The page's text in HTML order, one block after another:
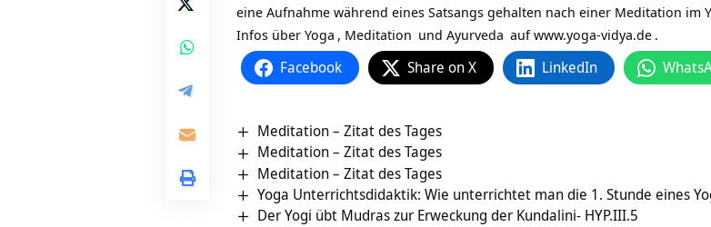
eine Aufnahme während eines Satsangs gehalten nach einer Meditation im
Infos über Yoga , Meditation und Ayurveda aufwww.yoga-vidya.de .
Facebook Share on X LinkedIn
Meditation – Zitat des Tages
Meditation – Zitat des Tages
Meditation – Zitat des Tages
Yoga Unterrichtsdidaktik: Wie unterrichtet man die 1. Stunde eines
Der Yogi übt Mudras zur Erweckung der Kundalini- HYP.III.5